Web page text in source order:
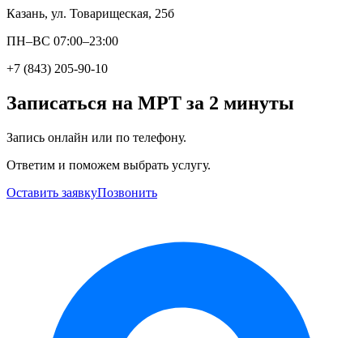
Казань, ул. Товарищеская, 25б
ПН–ВС 07:00–23:00
+7 (843) 205-90-10
Записаться на МРТ за 2 минуты
Запись онлайн или по телефону.
Ответим и поможем выбрать услугу.
Оставить заявкуПозвонить